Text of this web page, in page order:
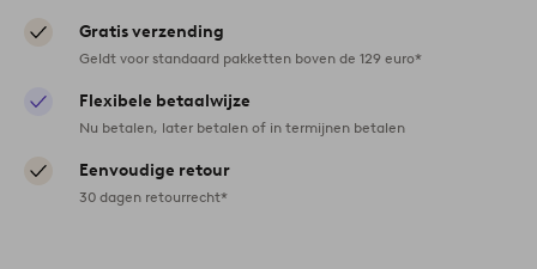
Gratis verzending
Geldt voor standaard pakketten boven de 129 euro*
Flexibele betaalwijze
Nu betalen, later betalen of in termijnen betalen
Eenvoudige retour
30 dagen retourrecht*